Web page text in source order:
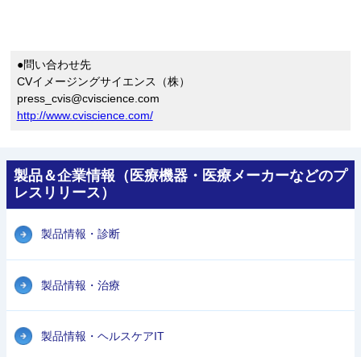
●問い合わせ先
CVイメージングサイエンス（株）
press_cvis@cviscience.com
http://www.cviscience.com/
製品＆企業情報（医療機器・医療メーカーなどのプ
レスリリース）
製品情報・診断
製品情報・治療
製品情報・ヘルスケアIT